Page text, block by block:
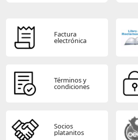
Factura
electrónica
Términos y
condiciones
Socios
platanitos